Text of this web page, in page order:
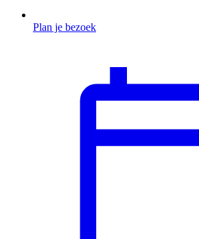
Plan je bezoek